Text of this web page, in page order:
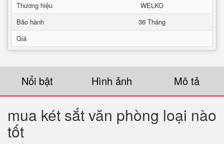
Thương hiệu
WELKO
Bảo hành
36 Tháng
Giá
Nổi bật Hình ảnh Mô tả
mua két sắt văn phòng loại nào
tốt